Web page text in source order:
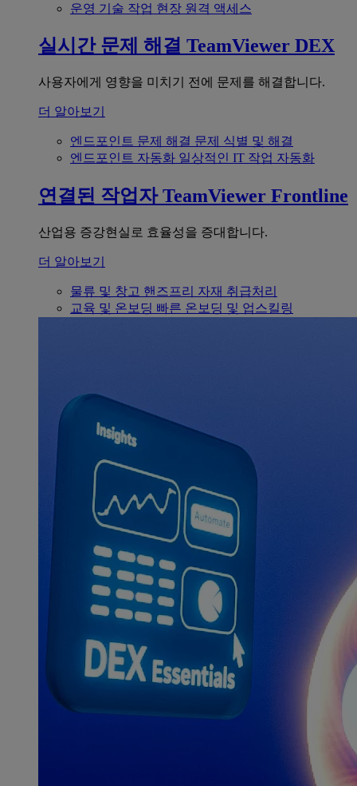
운영 기술 작업 현장 원격 액세스
실시간 문제 해결 TeamViewer DEX
사용자에게 영향을 미치기 전에 문제를 해결합니다.
더 알아보기
엔드포인트 문제 해결 문제 식별 및 해결
엔드포인트 자동화 일상적인 IT 작업 자동화
연결된 작업자 TeamViewer Frontline
산업용 증강현실로 효율성을 증대합니다.
더 알아보기
물류 및 창고 핸즈프리 자재 취급처리
교육 및 온보딩 빠른 온보딩 및 업스킬링